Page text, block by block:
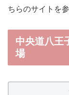
ちらのサイトを
中央道八王
場